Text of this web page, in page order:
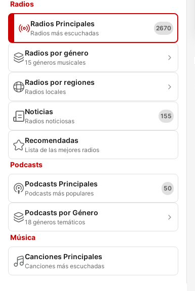
Radios
Radios Principales
Radios más escuchadas
2670
Radios por género
15 géneros musicales
Radios por regiones
Radios locales
Noticias
Radios noticiosas
155
Recomendadas
Lista de las mejores radios
Podcasts
Podcasts Principales
Podcasts más populares
50
Podcasts por Género
18 géneros temáticos
Música
Canciones Principales
Canciones más escuchadas